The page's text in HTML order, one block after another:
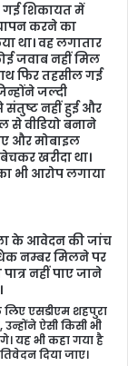
गई शिकायत में
करने का
था। वह लगातार
जवाब नहीं मिल
फिर तहसील गई
जल्दी
संतुष्ट नहीं हुई और
से वीडियो बनाने
और मोबाइल
खरीदा था।
भी आरोप लगाया
के आवेदन की जांच
नम्बर मिलने पर
पात्र नहीं पाए जाने
एसडीएम शहपुरा
ऐसी किसी भी
यह भी कहा गया है
दिया जाए।